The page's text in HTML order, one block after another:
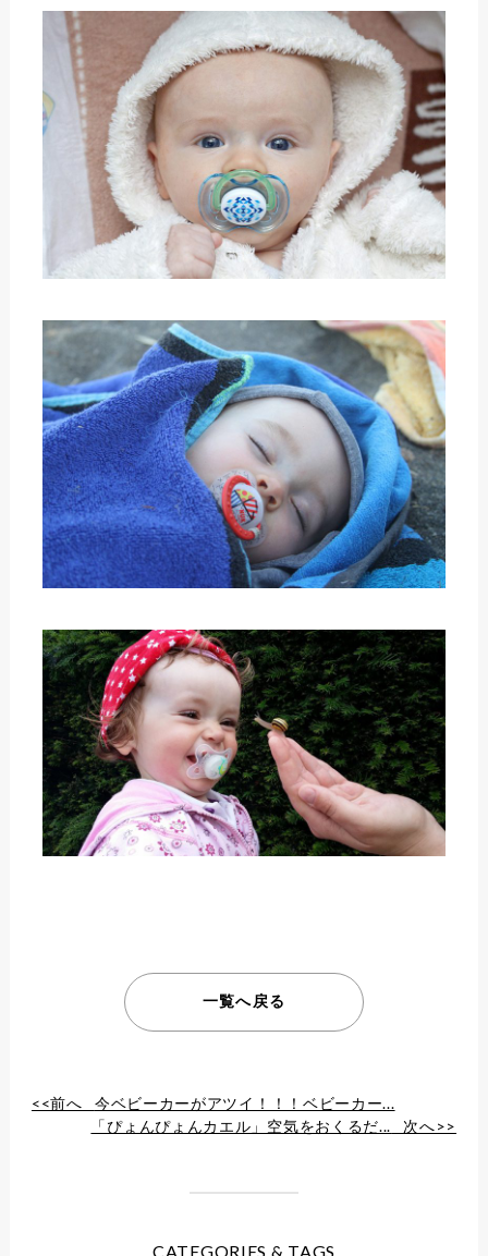
一覧へ戻る
<<前へ 今ベビーカーがアツイ！！！ベビーカー...
「ぴょんぴょんカエル」空気をおくるだ... 次へ>>
CATEGORIES & TAGS